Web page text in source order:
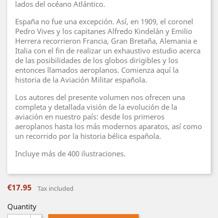
lados del océano Atlántico.
España no fue una excepción. Así, en 1909, el coronel
Pedro Vives y los capitanes Alfredo Kindelán y Emilio
Herrera recorrieron Francia, Gran Bretaña, Alemania e
Italia con el fin de realizar un exhaustivo estudio acerca
de las posibilidades de los globos dirigibles y los
entonces llamados aeroplanos. Comienza aquí la
historia de la Aviación Militar española.
Los autores del presente volumen nos ofrecen una
completa y detallada visión de la evolución de la
aviación en nuestro país: desde los primeros
aeroplanos hasta los más modernos aparatos, así como
un recorrido por la historia bélica española.
Incluye más de 400 ilustraciones.
€17.95 Tax included
Quantity